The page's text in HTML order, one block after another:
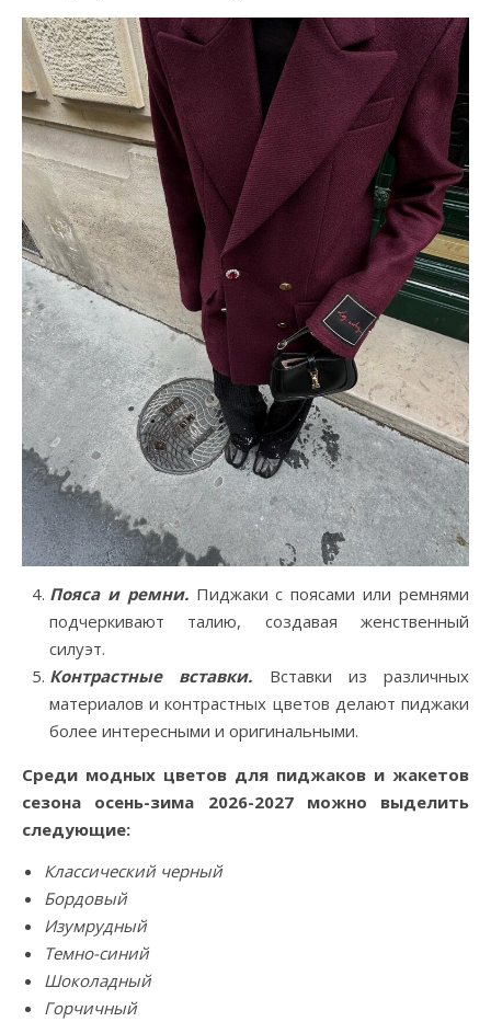
Пояса и ремни.Пиджаки с поясами или ремнями
подчеркивают талию, создавая женственный
силуэт.
Контрастные вставки. Вставки из различных
материалов и контрастных цветов делают пиджаки
более интересными и оригинальными.
Среди модных цветов для пиджаков и жакетов
сезона осень-зима 2026-2027 можно выделить
следующие:
Классический черный
Бордовый
Изумрудный
Темно-синий
Шоколадный
Горчичный